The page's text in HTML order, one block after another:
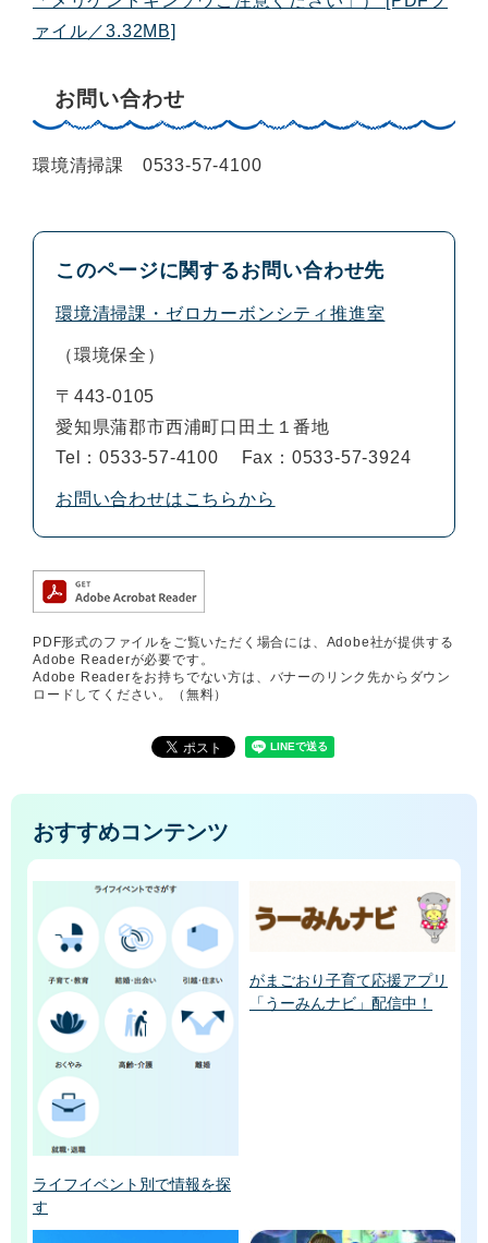
ァイル／3.32MB]
お問い合わせ
環境清掃課 0533-57-4100
このページに関するお問い合わせ先
環境清掃課・ゼロカーボンシティ推進室
環境保全
〒443-0105
愛知県蒲郡市西浦町口田土１番地
Tel：0533-57-4100
Fax：0533-57-3924
お問い合わせはこちらから
PDF形式のファイルをご覧いただく場合には、Adobe社が提供する
Adobe Readerが必要です。
Adobe Readerをお持ちでない方は、バナーのリンク先からダウン
ロードしてください。（無料）
おすすめコンテンツ
ライフイベント別で情報を探
す
がまごおり子育て応援アプリ
「うーみんナビ」配信中！